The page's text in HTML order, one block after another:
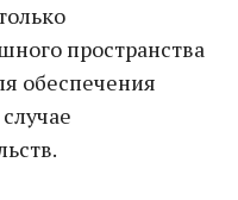
пространства
обеспечения